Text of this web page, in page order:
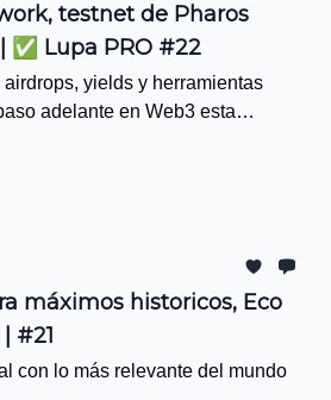
testnet de Pharos
más | ✅ Lupa PRO #22
yields y herramientas
adelante en Web3 esta
máximos historicos, Eco
#21
con lo más relevante del mundo